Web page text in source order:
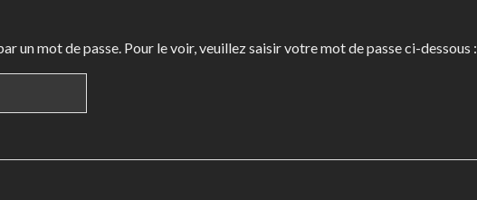
un mot de passe. Pour le voir, veuillez saisir votre mot de passe ci-dessous :